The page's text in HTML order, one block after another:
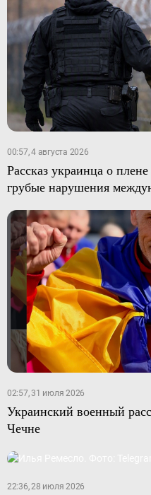
00:57, 4 августа 2026
Рассказ украинца о
грубые нарушения
02:57, 31 июля 2026
Украинский военный
Чечне
22:36, 28 июля 2026